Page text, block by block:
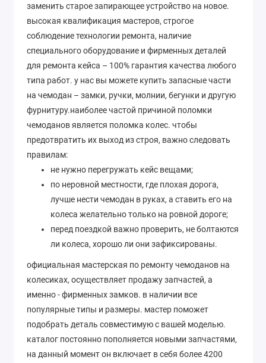
заменить старое запирающее устройство на новое.
высокая квалификация мастеров, строгое
соблюдение технологии ремонта, наличие
специального оборудование и фирменных деталей
для ремонта кейса – 100% гарантия качества любого
типа работ. у нас вы можете купить запасные части
на чемодан – замки, ручки, молнии, бегунки и другую
фурнитуру.наиболее частой причиной поломки
чемоданов является поломка колес. чтобы
предотвратить их выход из строя, важно следовать
правилам:
не нужно перегружать кейс вещами;
по неровной местности, где плохая дорога,
лучше нести чемодан в руках, а ставить его на
колеса желательно только на ровной дороге;
перед поездкой важно проверить, не болтаются
ли колеса, хорошо ли они зафиксированы.
официальная мастерская по ремонту чемоданов на
колесиках, осуществляет продажу запчастей, а
именно - фирменных замков. в наличии все
популярные типы и размеры. мастер поможет
подобрать деталь совместимую с вашей моделью.
каталог постоянно пополняется новыми запчастями,
на данный момент он включает в себя более 4200